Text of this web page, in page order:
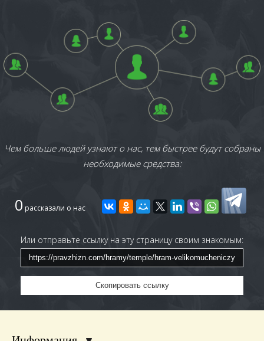
Чем больше людей узнают о нас, тем быстрее будут собраны
необходимые средства:
0 рассказали о нас
Или отправьте ссылку на эту страницу своим знакомым:
Скопировать ссылку